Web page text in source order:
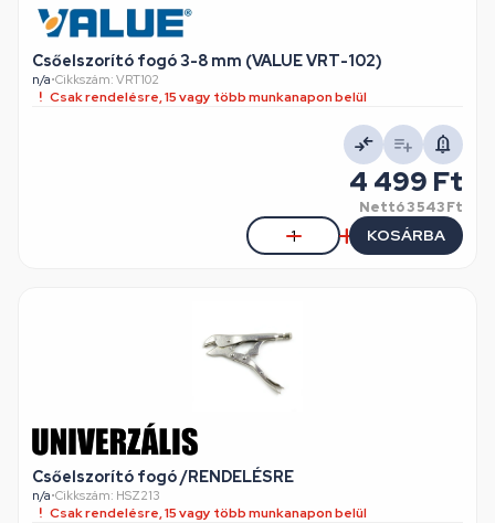
Csőelszorító fogó 3-8 mm (VALUE VRT-102)
n/a•Cikkszám: VRT102
Csak rendelésre, 15 vagy több munkanapon belül
4 499 Ft
Nettó3 543 Ft
KOSÁRBA
Csőelszorító fogó /RENDELÉSRE
n/a•Cikkszám: HSZ213
Csak rendelésre, 15 vagy több munkanapon belül